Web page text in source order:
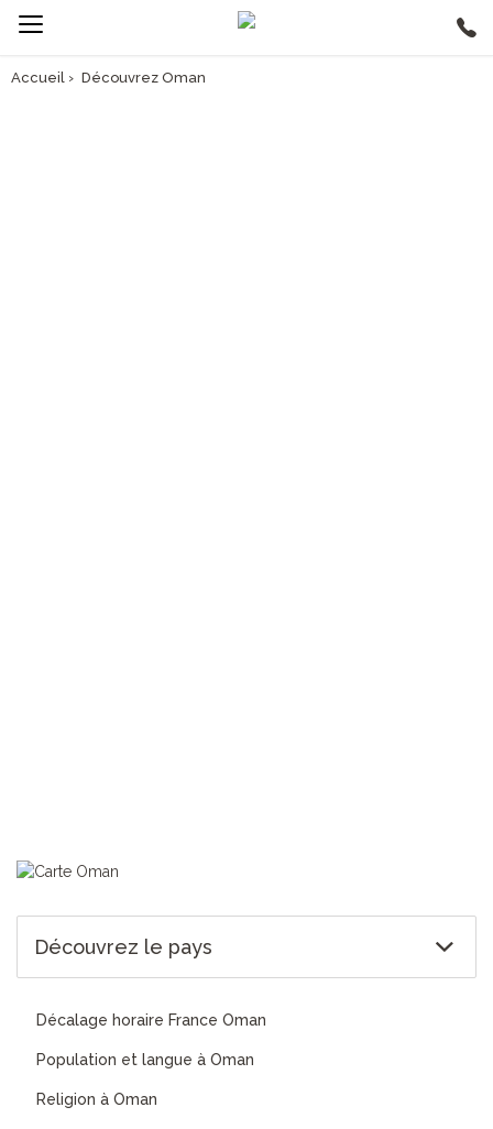
Accueil › Découvrez Oman
Découvrez le pays
Décalage horaire France Oman
Population et langue à Oman
Religion à Oman